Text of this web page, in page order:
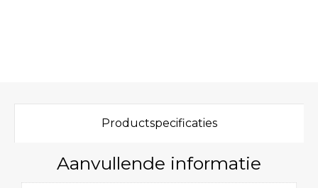
Productspecificaties
Aanvullende informatie